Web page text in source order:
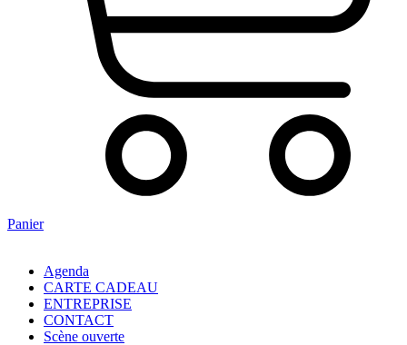
Panier
Agenda
CARTE CADEAU
ENTREPRISE
CONTACT
Scène ouverte